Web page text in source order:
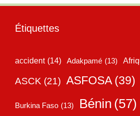
Étiquettes
accident (14) Adakpamé (13)
ASCK (21) ASFOSA (39)
Burkina Faso (13) Bénin (57)